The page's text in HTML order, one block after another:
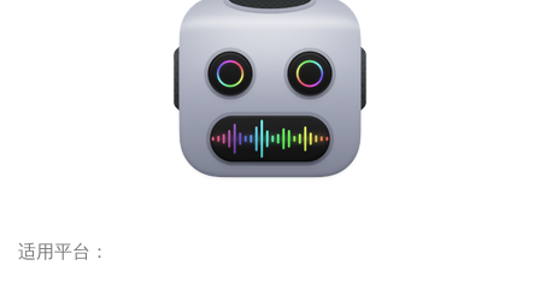
适用平台：